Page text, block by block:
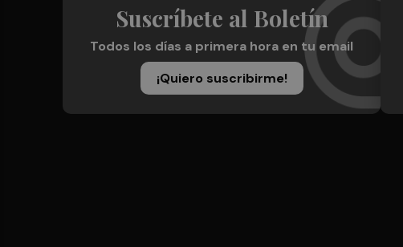
Suscríbete al Boletín
Todos los días a primera hora en tu email
¡Quiero suscribirme!